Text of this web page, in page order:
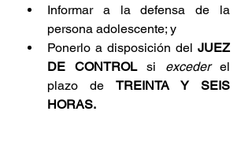
Informar a la defensa de la
persona adolescente; y
Ponerlo a disposición del JUEZ
DE CONTROL si exceder el
plazo de TREINTA Y SEIS
HORAS.